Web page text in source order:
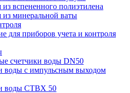
из вспененного полиэтилена
из минеральной ваты
для приборов учета и контроля
счетчики воды DN50
воды с импульсным выходом
воды СТВХ 50